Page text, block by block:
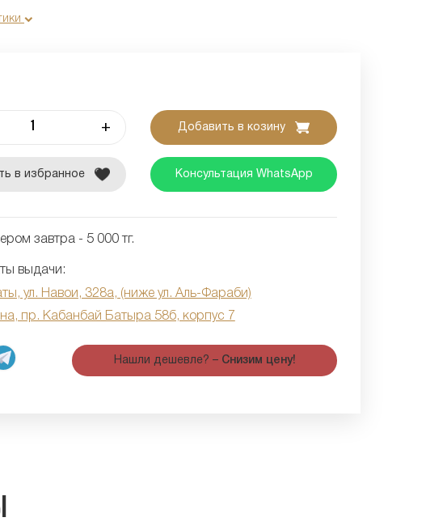
+ Добавить в козину
в избранное Консультация WhatsApp
завтра - 5 000 тг.
выдачи:
ул. Навои, 328а, (ниже ул. Аль-Фараби)
пр. Кабанбай Батыра 58б, корпус 7
Нашли дешевле? – Снизим цену!